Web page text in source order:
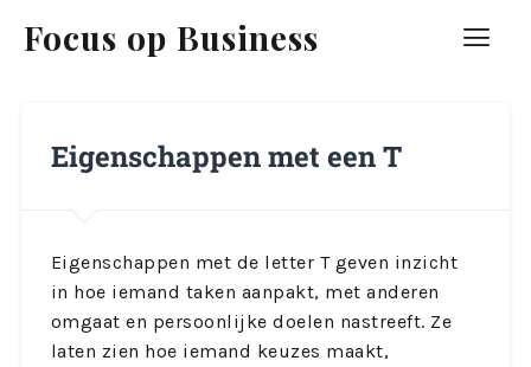
Focus op Business
Eigenschappen met een T
Eigenschappen met de letter T geven inzicht
in hoe iemand taken aanpakt, met anderen
omgaat en persoonlijke doelen nastreeft. Ze
laten zien hoe iemand keuzes maakt,